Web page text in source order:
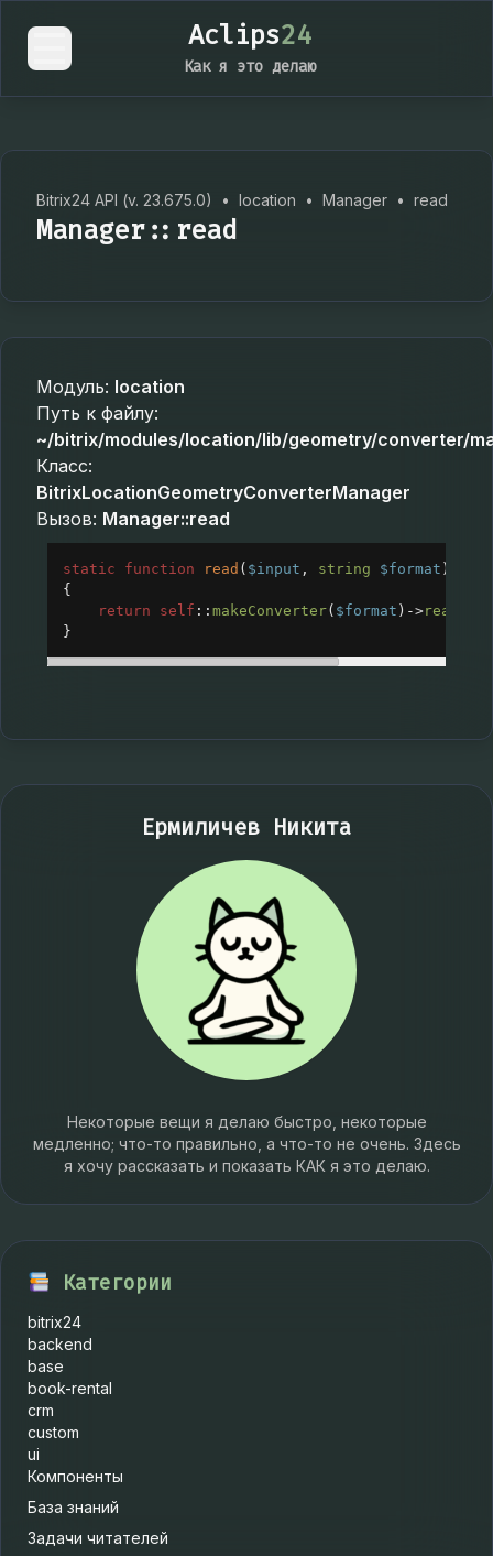
Aclips24
Как я это делаю
Bitrix24 API (v. 23.675.0) • location • Manager • read
Manager::read
Модуль: location
Путь к файлу:
~/bitrix/modules/location/lib/geometry/converter/
Класс:
BitrixLocationGeometryConverterManager
Вызов: Manager::read
static function read ( $input , string $format ):
{
return
self :: makeConverter( $format ) ->read
}
Ермиличев Никита
Некоторые вещи я делаю быстро, некоторые
медленно; что-то правильно, а что-то не очень. Здесь
я хочу рассказать и показать КАК я это делаю.
Категории
bitrix24
backend
base
book-rental
crm
custom
ui
Компоненты
База знаний
Задачи читателей